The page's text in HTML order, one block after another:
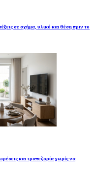
σε σχήμα, υλικό και θέση πριν το
και τραπεζαρία χωρίς να